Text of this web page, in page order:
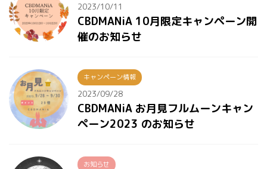
2023/10/11
CBDMANiA 10月限定キャンペーン開
催のお知らせ
キャンペーン情報
2023/09/28
CBDMANiA お月見フルムーンキャン
ペーン2023 のお知らせ
お知らせ